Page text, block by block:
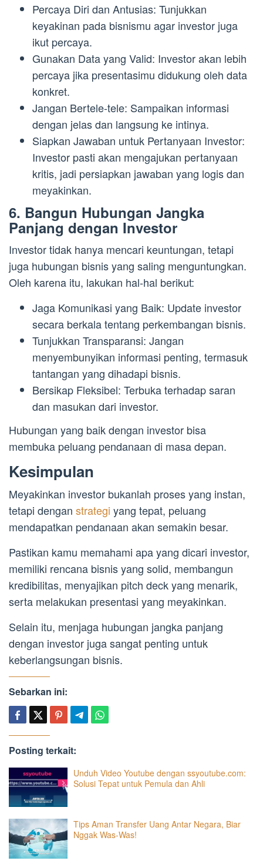
Percaya Diri dan Antusias: Tunjukkan
keyakinan pada bisnismu agar investor juga
ikut percaya.
Gunakan Data yang Valid: Investor akan lebih
percaya jika presentasimu didukung oleh data
konkret.
Jangan Bertele-tele: Sampaikan informasi
dengan jelas dan langsung ke intinya.
Siapkan Jawaban untuk Pertanyaan Investor:
Investor pasti akan mengajukan pertanyaan
kritis, jadi persiapkan jawaban yang logis dan
meyakinkan.
6. Bangun Hubungan Jangka
Panjang dengan Investor
Investor tidak hanya mencari keuntungan, tetapi
juga hubungan bisnis yang saling menguntungkan.
Oleh karena itu, lakukan hal-hal berikut:
Jaga Komunikasi yang Baik: Update investor
secara berkala tentang perkembangan bisnis.
Tunjukkan Transparansi: Jangan
menyembunyikan informasi penting, termasuk
tantangan yang dihadapi bisnis.
Bersikap Fleksibel: Terbuka terhadap saran
dan masukan dari investor.
Hubungan yang baik dengan investor bisa
membuka peluang pendanaan di masa depan.
Kesimpulan
Meyakinkan investor bukanlah proses yang instan,
tetapi dengan strategi yang tepat, peluang
mendapatkan pendanaan akan semakin besar.
Pastikan kamu memahami apa yang dicari investor,
memiliki rencana bisnis yang solid, membangun
kredibilitas, menyajikan pitch deck yang menarik,
serta melakukan presentasi yang meyakinkan.
Selain itu, menjaga hubungan jangka panjang
dengan investor juga sangat penting untuk
keberlangsungan bisnis.
Sebarkan ini:
Posting terkait:
Unduh Video Youtube dengan ssyoutube.com:
Solusi Tepat untuk Pemula dan Ahli
Tips Aman Transfer Uang Antar Negara, Biar
Nggak Was-Was!